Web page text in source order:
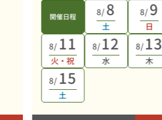
開催日程 8/8
土
8/9
日
8/ 11
火・祝
8/12
水
8/13
木
8/ 15
土